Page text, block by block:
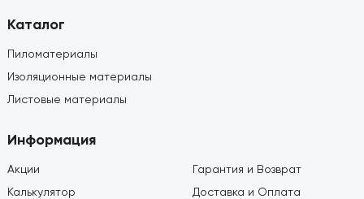
Каталог
Пиломатериалы
Изоляционные материалы
Листовые материалы
Информация
Акции
Калькулятор
Гарантия и Возврат
Доставка и Оплата